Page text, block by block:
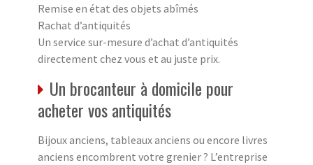
Remise en état des objets abîmés
Rachat d’antiquités
Un service sur-mesure d’achat d’antiquités
directement chez vous et au juste prix.
Un brocanteur à domicile pour
acheter vos antiquités
Bijoux anciens, tableaux anciens ou encore livres
anciens encombrent votre grenier ? L’entreprise